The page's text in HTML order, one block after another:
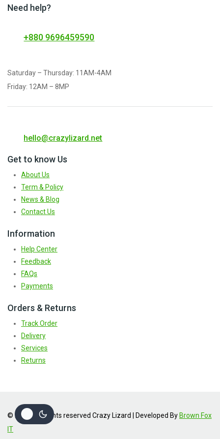
Need help?
+880 9696459590
Saturday – Thursday: 11AM-4AM
Friday: 12AM – 8MP
hello@crazylizard.net
Get to know Us
About Us
Term & Policy
News & Blog
Contact Us
Information
Help Center
Feedback
FAQs
Payments
Orders & Returns
Track Order
Delivery
Services
Returns
© 2026 | All rights reserved Crazy Lizard | Developed By Brown Fox
IT